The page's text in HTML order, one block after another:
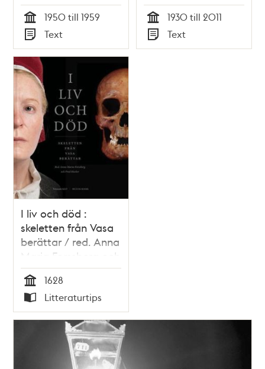
Tid
1950 till 1959
Typ
Text Tid
1930 till 2011
Typ
Text
I liv och död :
skeletten från Vasa
berättar / red. Anna
Maria Forssberg och
Fred Hocker
Tid
1628
Typ
Litteraturtips